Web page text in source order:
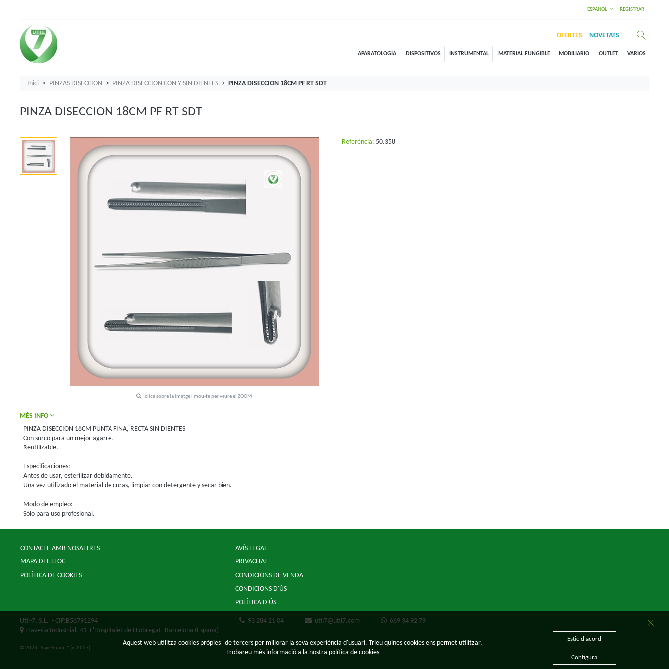
ESPAÑOL REGISTRAR
OFERTES NOVETATS
APARATOLOGIA DISPOSITIVOS INSTRUMENTAL MATERIAL FUNGIBLE MOBILIARIO OUTLET VARIOS
Inici PINZAS DISECCION PINZA DISECCION CON Y SIN DIENTES PINZA DISECCION 18CM PF RT SDT
PINZA DISECCION 18CM PF RT SDT
clica sobre la imatge i mou-te per veure el ZOOM
Referència: 50.358
MÉS INFO
PINZA DISECCION 18CM PUNTA FINA, RECTA SIN DIENTES
Con surco para un mejor agarre.
Reutilizable.
Especificaciones:
Antes de usar, esterilizar debidamente.
Una vez utilizado el material de curas, limpiar con detergente y secar bien.
Modo de empleo:
Sólo para uso profesional.
CONTACTE AMB NOSALTRES
MAPA DEL LLOC
POLÍTICA DE COOKIES
AVÍS LEGAL
PRIVACITAT
CONDICIONS DE VENDA
CONDICIONS D'ÚS
POLÍTICA D'ÚS
Util-7, S.L. - CIF:B58791294
Travesia Industrial, 41 L'Hospitalet de LLobregat- Barcelona (España)
93 284 21 04 util7@util7.com 669 34 92 79
© 2026 - Sage Spain ™ (v.20.27)
Aquest web utilitza cookies pròpies i de tercers per millorar la seva experiència d'usuari. Trieu quines cookies ens permet utilitzar.
Trobareu més informació a la nostra política de cookies
Estic d'acord
Configura